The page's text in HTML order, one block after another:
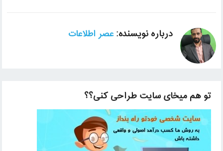
درباره نویسنده:عصر اطلاعات
تو هم میخای سایت طراحی کنی؟؟